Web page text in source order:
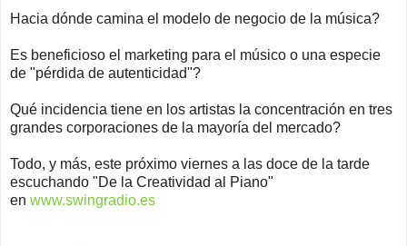
Hacia dónde camina el modelo de negocio de la música?
Es beneficioso el marketing para el músico o una especie
de "pérdida de autenticidad"?
Qué incidencia tiene en los artistas la concentración en tres
grandes corporaciones de la mayoría del mercado?
Todo, y más, este próximo viernes a las doce de la tarde
escuchando "De la Creatividad al Piano"
en www.swingradio.es